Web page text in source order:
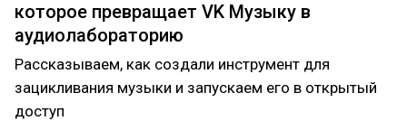
которое превращает VK Музыку в
аудиолабораторию
Рассказываем, как создали инструмент для
зацикливания музыки и запускаем его в открытый
доступ